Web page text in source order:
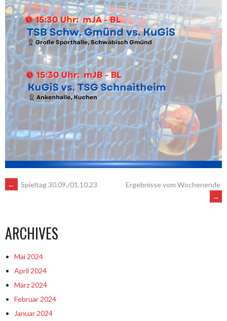
ARTIKEL-
← Spieltag 30.09./01.10.23
Ergebnisse vom Wochenende
→
ARCHIVES
Mai 2024
April 2024
März 2024
Februar 2024
Januar 2024